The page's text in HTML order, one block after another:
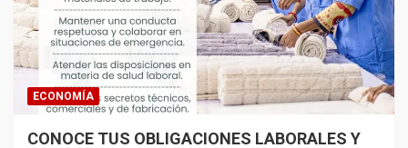
ECONOMÍA
CONOCE TUS OBLIGACIONES LABORALES Y